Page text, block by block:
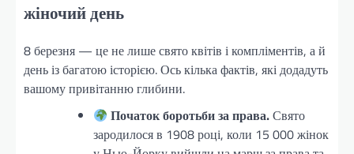
жіночий день
8 березня — це не лише свято квітів і компліментів, а й
день із багатою історією. Ось кілька фактів, які додадуть
вашому привітанню глибини.
Початок боротьби за права.Свято
зародилося в 1908 році, коли 15 000 жінок